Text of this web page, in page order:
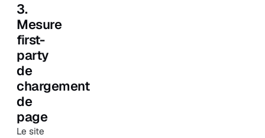
3.
Mesure
first-
party
de
chargement
de
page
Le site